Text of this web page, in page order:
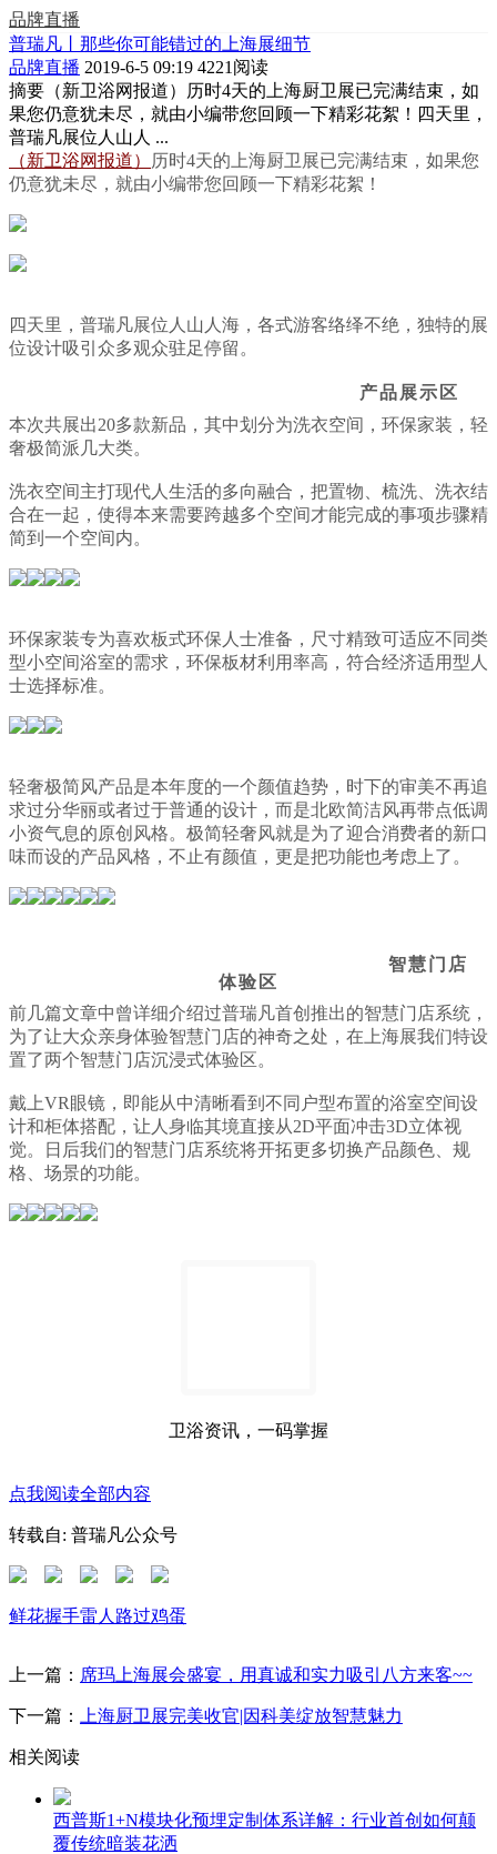
品牌直播
普瑞凡丨那些你可能错过的上海展细节
品牌直播 2019-6-5 09:19 4221阅读
摘要 （新卫浴网报道）历时4天的上海厨卫展已完满结束，如
果您仍意犹未尽，就由小编带您回顾一下精彩花絮！四天里，
普瑞凡展位人山人 ...
（新卫浴网报道）
历时4天的上海厨卫展已完满结束，如果您
仍意犹未尽，就由小编带您回顾一下精彩花絮！
四天里，普瑞凡展位人山人海，各式游客络绎不绝，独特的展
位设计吸引众多观众驻足停留。
产品展示区
本次共展出20多款新品，其中划分为洗衣空间，环保家装，轻
奢极简派几大类。
洗衣空间主打现代人生活的多向融合，把置物、梳洗、洗衣结
合在一起，使得本来需要跨越多个空间才能完成的事项步骤精
简到一个空间内。
环保家装专为喜欢板式环保人士准备，尺寸精致可适应不同类
型小空间浴室的需求，环保板材利用率高，符合经济适用型人
士选择标准。
轻奢极简风产品是本年度的一个颜值趋势，时下的审美不再追
求过分华丽或者过于普通的设计，而是北欧简洁风再带点低调
小资气息的原创风格。极简轻奢风就是为了迎合消费者的新口
味而设的产品风格，不止有颜值，更是把功能也考虑上了。
智慧门店
体验区
前几篇文章中曾详细介绍过普瑞凡首创推出的智慧门店系统，
为了让大众亲身体验智慧门店的神奇之处，在上海展我们特设
置了两个智慧门店沉浸式体验区。
戴上VR眼镜，即能从中清晰看到不同户型布置的浴室空间设
计和柜体搭配，让人身临其境直接从2D平面冲击3D立体视
觉。日后我们的智慧门店系统将开拓更多切换产品颜色、规
格、场景的功能。
卫浴资讯，一码掌握
点我阅读全部内容
转载自: 普瑞凡公众号
鲜花握手雷人 路过鸡蛋
上一篇： 席玛上海展会盛宴，用真诚和实力吸引八方来客~~
下一篇： 上海厨卫展完美收官|因科美绽放智慧魅力
相关阅读
西普斯1+N模块化预埋定制体系详解：行业首创如何颠
覆传统暗装花洒